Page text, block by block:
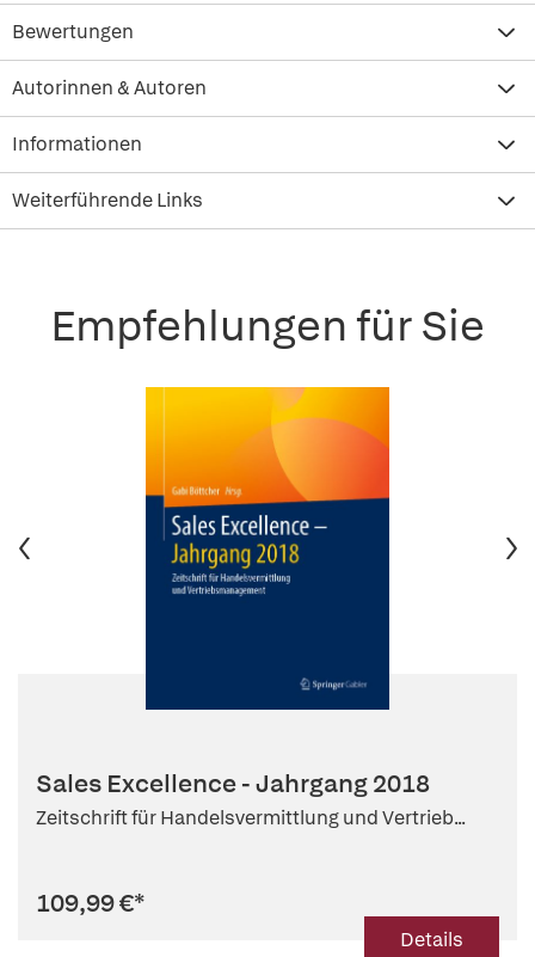
Bewertungen
Autorinnen & Autoren
Informationen
Weiterführende Links
Empfehlungen für Sie
Sales Excellence - Jahrgang 2018
Zeitschrift für Handelsvermittlung und Vertrieb...
109,99 €*
Details